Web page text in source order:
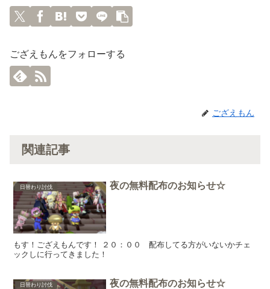
ござえもんをフォローする
ござえもん
関連記事
日替わり討伐 夜の無料配布のお知らせ☆
もす！ござえもんです！ ２０：００ 配布してる方がいないかチェ
ックしに行ってきました！
日替わり討伐 夜の無料配布のお知らせ☆